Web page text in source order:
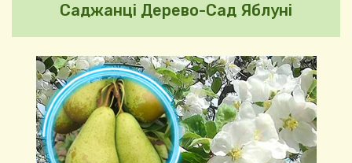
Саджанці Дерево-Сад Яблуні